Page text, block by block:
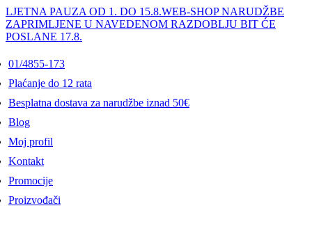
LJETNA PAUZA OD 1. DO 15.8.WEB-SHOP NARUDŽBE
ZAPRIMLJENE U NAVEDENOM RAZDOBLJU BIT ĆE
POSLANE 17.8.
01/4855-173
Plaćanje do 12 rata
Besplatna dostava za narudžbe iznad 50€
Blog
Moj profil
Kontakt
Promocije
Proizvođači